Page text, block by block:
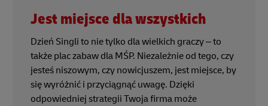
Jest miejsce dla wszystkich
Dzień Singli to nie tylko dla wielkich graczy – to
także plac zabaw dla MŚP. Niezależnie od tego, czy
jesteś niszowym, czy nowicjuszem, jest miejsce, by
się wyróżnić i przyciągnąć uwagę. Dzięki
odpowiedniej strategii Twoja firma może